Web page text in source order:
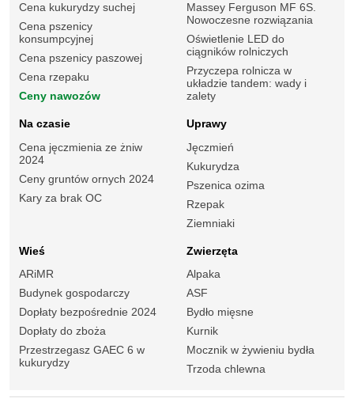
Cena kukurydzy suchej
Cena pszenicy
konsumpcyjnej
Cena pszenicy paszowej
Cena rzepaku
Ceny nawozów
Massey Ferguson MF 6S.
Nowoczesne rozwiązania
Oświetlenie LED do
ciągników rolniczych
Przyczepa rolnicza w
układzie tandem: wady i
zalety
Na czasie
Cena jęczmienia ze żniw
2024
Ceny gruntów ornych 2024
Kary za brak OC
Uprawy
Jęczmień
Kukurydza
Pszenica ozima
Rzepak
Ziemniaki
Wieś
ARiMR
Budynek gospodarczy
Dopłaty bezpośrednie 2024
Dopłaty do zboża
Przestrzegasz GAEC 6 w
kukurydzy
Zwierzęta
Alpaka
ASF
Bydło mięsne
Kurnik
Mocznik w żywieniu bydła
Trzoda chlewna